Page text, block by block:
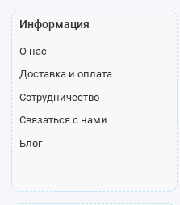
Информация
О нас
Доставка и оплата
Сотрудничество
Связаться с нами
Блог